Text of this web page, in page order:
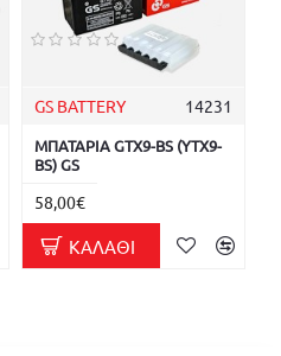
GS BATTERY 14231
ΜΠΑΤΑΡΙΑ GTX9-BS (YTX9-
BS) GS
58,00€
ΚΑΛΆΘΙ